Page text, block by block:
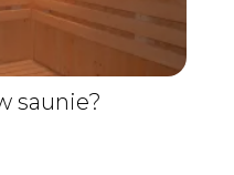
saunie?